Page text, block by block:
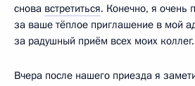
снова встретиться. Конечно, я очень
за ваше тёплое приглашение в мой
за радушный приём всех моих коллег.
Вчера после нашего приезда я